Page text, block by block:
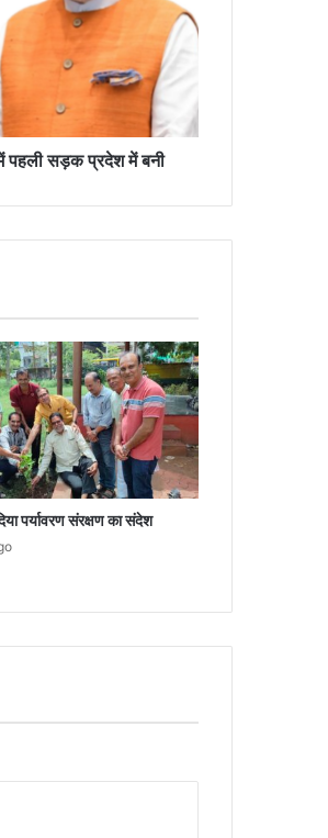
पहली सड़क प्रदेश में बनी
पर्यावरण संरक्षण का संदेश